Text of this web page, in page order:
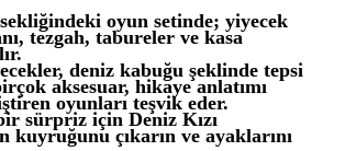
oyun setinde; yiyecek
tezgah, tabureler ve kasa
deniz kabuğu şeklinde tepsi
aksesuar, hikaye anlatımı
oyunları teşvik eder.
sürpriz için Deniz Kızı
kuyruğunu çıkarın ve ayaklarını